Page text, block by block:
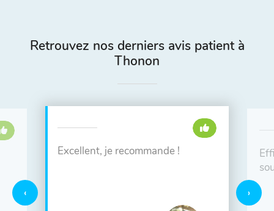
Retrouvez nos derniers avis patient à
Thonon
Excellent, je recommande !